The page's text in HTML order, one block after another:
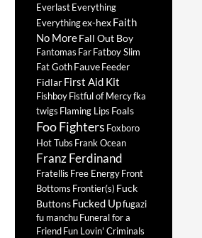
EverlastEverything
Everythingex-hexFaith
No MoreFall Out Boy
Fantomas FarFatboy Slim
Fat GothFauveFeeder
FidlarFirst Aid Kit
FishboyFistful of Mercyfka
twigs Flaming Lips Foals
Foo Fighters Foxboro
Hot Tubs Frank Ocean
Franz Ferdinand
Fratellis Free EnergyFront
Bottoms Frontier(s) Fuck
ButtonsFucked Upfugazi
fu manchuFuneral for a
FriendFun Lovin' Criminals